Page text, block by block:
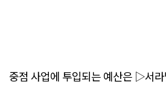
중점 사업에 투입되는 예산은 ▷서